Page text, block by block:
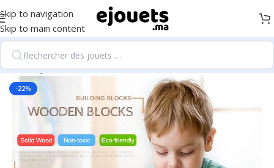
Skip to navigation
Skip to main content
Accueil/Jouets de cartes et collection
-22%